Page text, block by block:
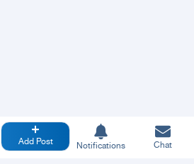
Add Post Notifications Chat